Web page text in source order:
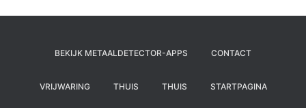
BEKIJK METAALDETECTOR-APPS CONTACT
VRIJWARING THUIS THUIS STARTPAGINA